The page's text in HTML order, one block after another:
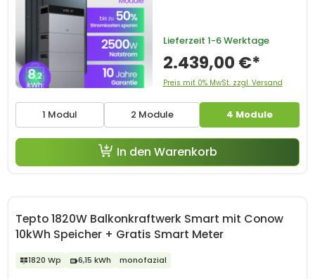
1 Modul 2 Module 4 Module
Lieferzeit 1-6 Werktage
2.439,00 €*
Preis mit 0% MwSt. zzgl. Versand
In den Warenkorb
Tepto 1820W Balkonkraftwerk Smart mit Conow
10kWh Speicher + Gratis Smart Meter
1820 Wp 6,15 kWh monofazial